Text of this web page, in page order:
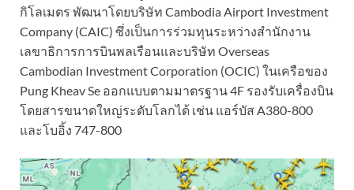
กิโลเมตร พัฒนาโดยบริษัท Cambodia Airport Investment
Company (CAIC) ซึ่งเป็นการร่วมทุนระหว่างสำนักงาน
เลขาธิการการบินพลเรือนและบริษัท Overseas
Cambodian Investment Corporation (OCIC) ในเครือของ
Pung Kheav Se ออกแบบตามมาตรฐาน 4F รองรับเครื่องบิน
โดยสารขนาดใหญ่ระดับโลกได้ เช่น แอร์บัส A380-800
และโบอิ้ง 747-800